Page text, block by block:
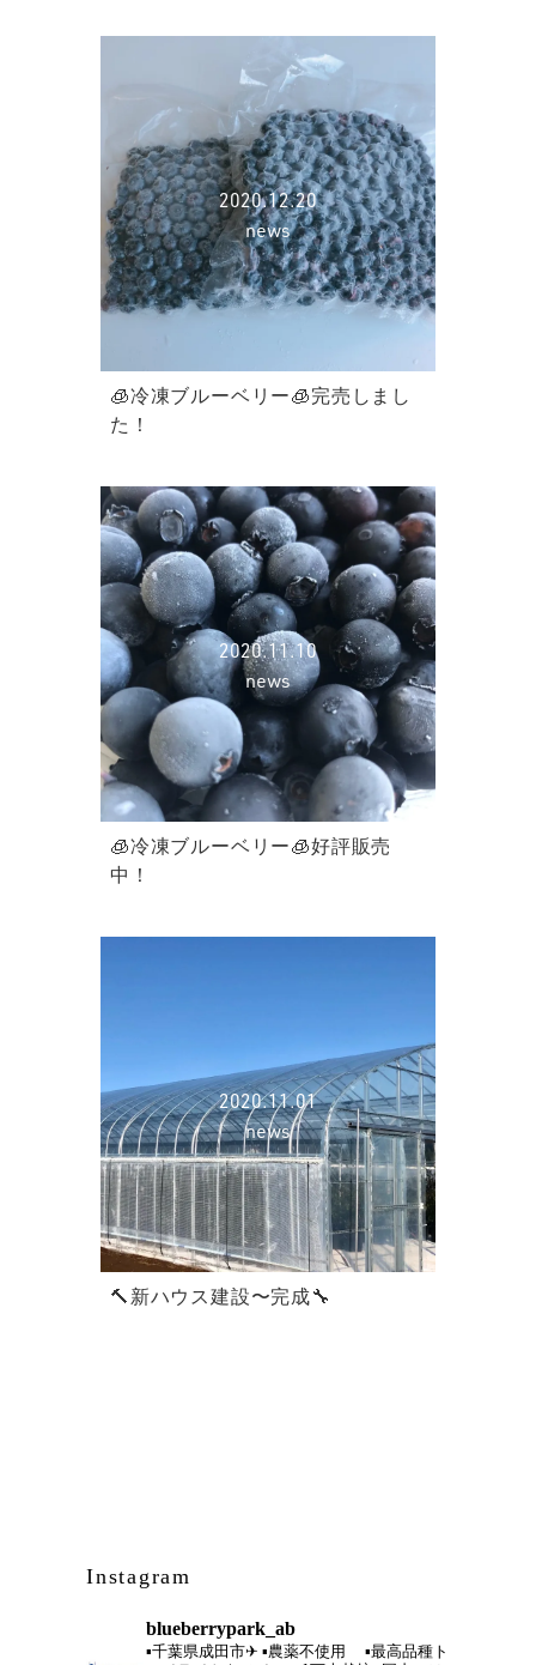
2020.12.20
news
🧊冷凍ブルーベリー🧊完売しまし
た！
2020.11.10
news
🧊冷凍ブルーベリー🧊好評販売
中！
2020.11.01
news
🔨新ハウス建設〜完成🔧
Instagram
blueberrypark_ab
▪️千葉県成田市✈︎ ▪️農薬不使用
▪️最高品種ト